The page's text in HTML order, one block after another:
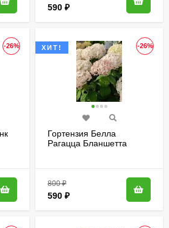
590 ₽
-26% -26%
ХИТ!
Гортензия Белла
Рагацца Бланшетта
800₽
590 ₽